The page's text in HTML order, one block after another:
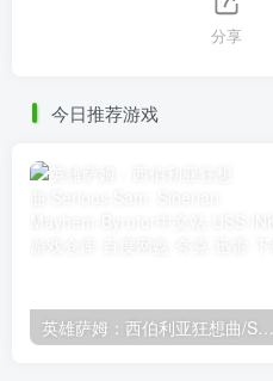
分享
今日推荐游戏
英雄萨姆：西伯利亚狂想曲/Serious Sam: Siberian Mayhem